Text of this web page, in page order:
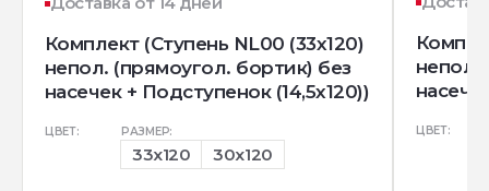
Комплект (Ступень NL00 (33x120)
непол. (прямоугол. бортик) без
насечек + Подступенок (14,5x120))
ЦВЕТ: РАЗМЕР:
33x120 30x120
непол.
ЦВЕТ: